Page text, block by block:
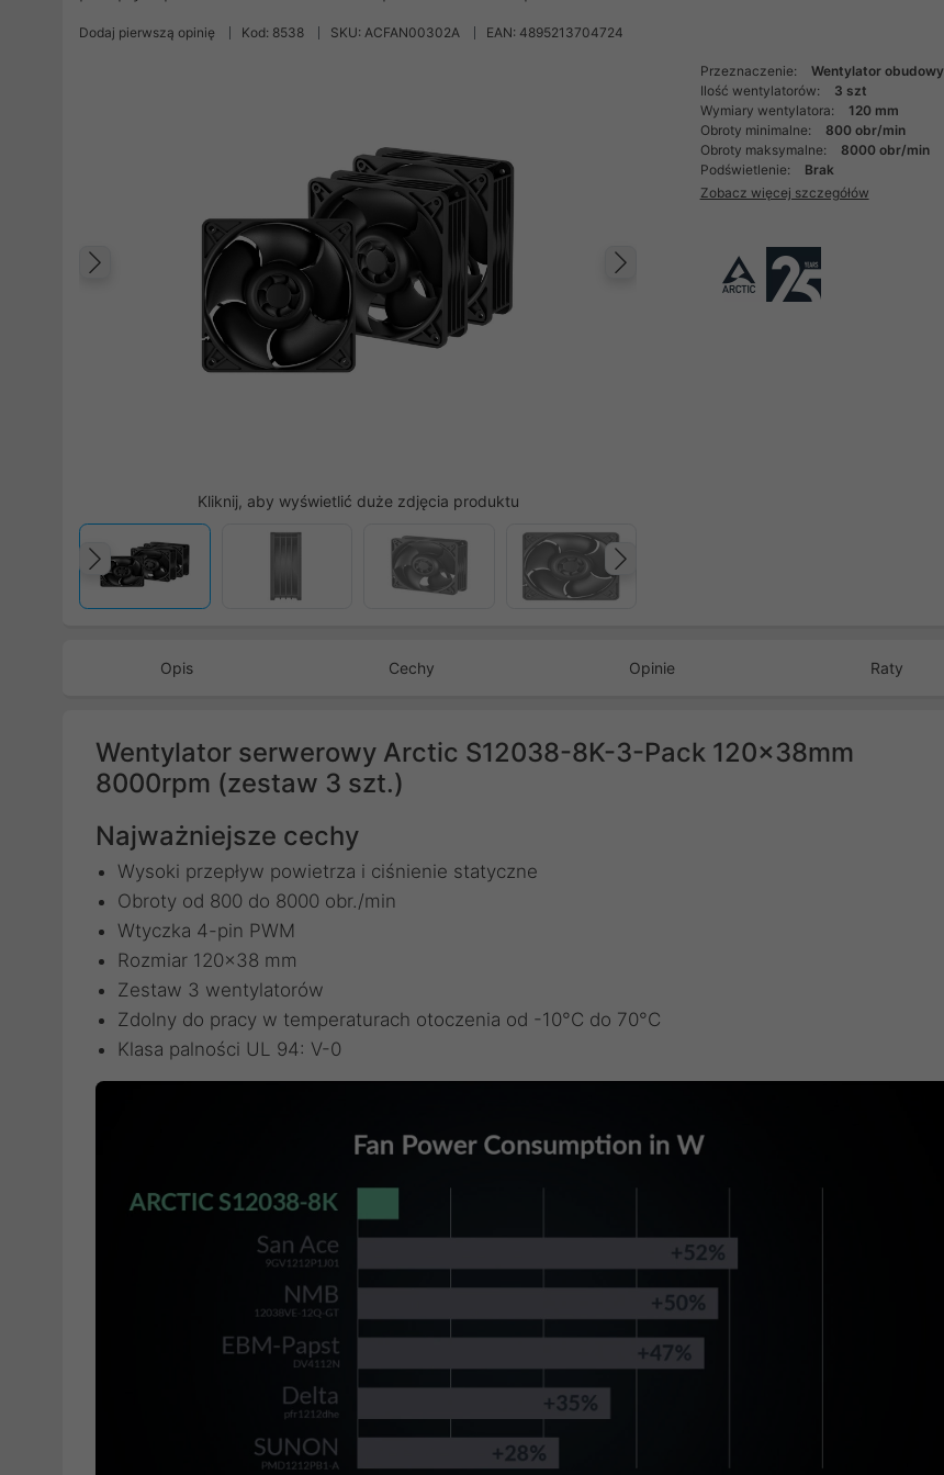
Dodaj pierwszą opinię Kod: 8538 SKU: ACFAN00302A EAN: 4895213704724
Następny
Poprzedni
Kliknij, aby wyświetlić duże zdjęcia produktu
Poprzedni
Przeznaczenie:
Wentylator obudowy
Ilość wentylatorów:
3 szt
Wymiary wentylatora:
120 mm
Obroty minimalne:
800 obr/min
Obroty maksymalne:
8000 obr/min
Podświetlenie:
Brak
Zobacz więcej szczegółów
Opis Cechy Opinie Raty
Wentylator serwerowy Arctic S12038-8K-3-Pack 120x38mm
8000rpm (zestaw 3 szt.)
Najważniejsze cechy
Wysoki przepływ powietrza i ciśnienie statyczne
Obroty od 800 do 8000 obr./min
Wtyczka 4-pin PWM
Rozmiar 120x38 mm
Zestaw 3 wentylatorów
Zdolny do pracy w temperaturach otoczenia od -10°C do 70°C
Klasa palności UL 94: V-0